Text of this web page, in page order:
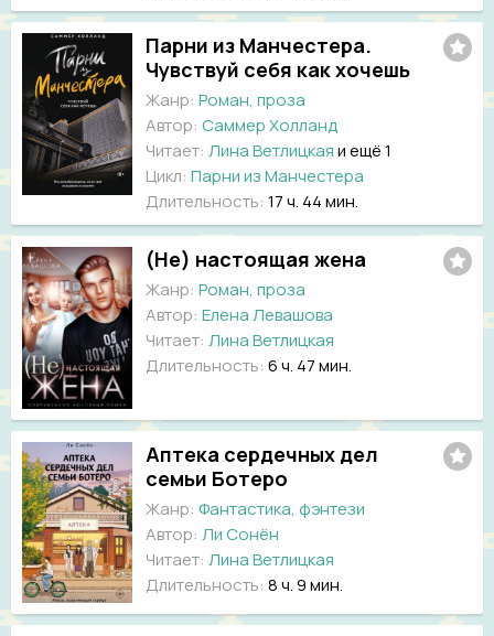
Парни из Манчестера.
Чувствуй себя как хочешь
Жанр: Роман, проза
Автор: Саммер Холланд
Читает: Лина Ветлицкаяи ещё 1
Цикл: Парни из Манчестера
Длительность: 17 ч. 44 мин.
(Не) настоящая жена
Жанр: Роман, проза
Автор: Елена Левашова
Читает: Лина Ветлицкая
Длительность: 6 ч. 47 мин.
Аптека сердечных дел
семьи Ботеро
Жанр: Фантастика, фэнтези
Автор: Ли Сонён
Читает: Лина Ветлицкая
Длительность: 8 ч. 9 мин.